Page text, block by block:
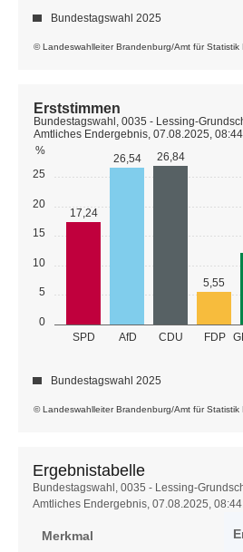
© Landeswahlleiter Brandenburg/Amt für Statistik
Bundestagswahl 2025
0
5
10
15
20
25
%
SPD AfD CDU FDP
17,24
26,54 26,84
5,55
© Landeswahlleiter Brandenburg/Amt für Statistik
Erststimmen
Bundestagswahl, 0035 - Lessing-
Amtliches Endergebnis, 07.08.2025,
Bundestagswahl 2025
Ergebnistabelle
Ergebnistabelle
Bundestagswahl, 0035 - Lessing-
Amtliches Endergebnis, 07.08.2025,
Merkmal